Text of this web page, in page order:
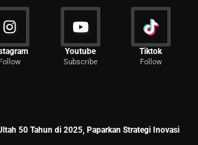
Follow
Youtube
Subscribe
Tiktok
Follow
50 Tahun di 2025, Paparkan Strategi Inovasi